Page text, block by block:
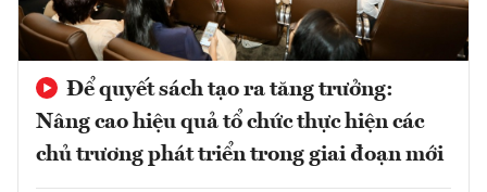
Để quyết sách tạo ra tăng trưởng:
Nâng cao hiệu quả tổ chức thực hiện các
chủ trương phát triển trong giai đoạn mới